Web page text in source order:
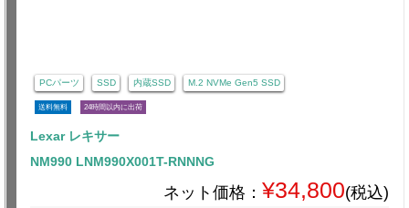
PCパーツ SSD 内蔵SSD M.2 NVMe Gen5 SSD
送料無料 24時間以内に出荷
Lexar レキサー
NM990 LNM990X001T-RNNNG
ネット価格： ¥34,800(税込)